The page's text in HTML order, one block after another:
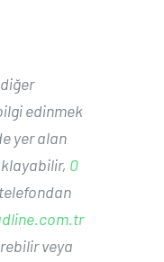
edinmek
yer alan
0
veya